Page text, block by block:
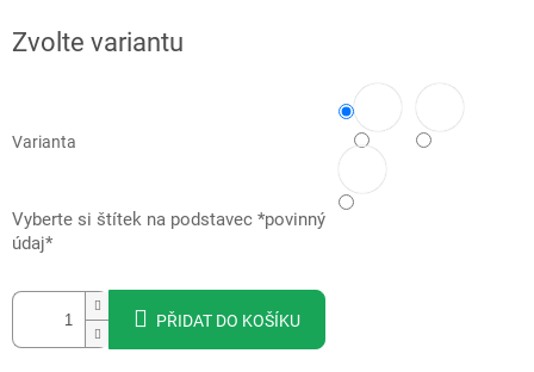
cena:
Zvolte variantu
Varianta
Vyberte si štítek na podstavec *povinný
údaj*
PŘIDAT DO KOŠÍKU